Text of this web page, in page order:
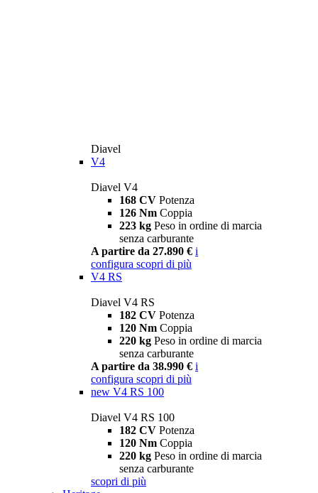
Diavel
V4
Diavel V4
168 CV Potenza
126 Nm Coppia
223 kg Peso in ordine di marcia
senza carburante
A partire da 27.890 € i
configura scopri di più
V4 RS
Diavel V4 RS
182 CV Potenza
120 Nm Coppia
220 kg Peso in ordine di marcia
senza carburante
A partire da 38.990 € i
configura scopri di più
new V4 RS 100
Diavel V4 RS 100
182 CV Potenza
120 Nm Coppia
220 kg Peso in ordine di marcia
senza carburante
scopri di più